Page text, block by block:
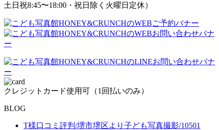
土日祝8:45〜18:00・祝日除く火曜日定休）
クレジットカード使用可（1回払いのみ）
BLOG
T様口コミ評判/堺市堺区より子ども写真撮影/10501